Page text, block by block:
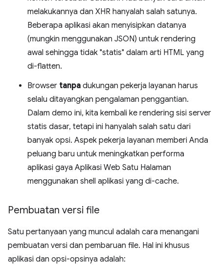
melakukannya dan XHR hanyalah salah satunya.
Beberapa aplikasi akan menyisipkan datanya
(mungkin menggunakan JSON) untuk rendering
awal sehingga tidak "statis" dalam arti HTML yang
di-flatten.
Browser tanpa dukungan pekerja layanan harus
selalu ditayangkan pengalaman penggantian.
Dalam demo ini, kita kembali ke rendering sisi server
statis dasar, tetapi ini hanyalah salah satu dari
banyak opsi. Aspek pekerja layanan memberi Anda
peluang baru untuk meningkatkan performa
aplikasi gaya Aplikasi Web Satu Halaman
menggunakan shell aplikasi yang di-cache.
Pembuatan versi file
Satu pertanyaan yang muncul adalah cara menangani
pembuatan versi dan pembaruan file. Hal ini khusus
aplikasi dan opsi-opsinya adalah: